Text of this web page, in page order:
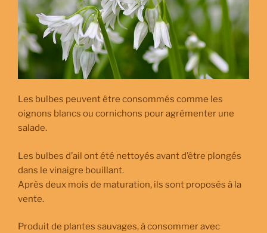
Les bulbes peuvent être consommés comme les
oignons blancs ou cornichons pour agrémenter une
salade.
Les bulbes d’ail ont été nettoyés avant d’être plongés
dans le vinaigre bouillant.
Après deux mois de maturation, ils sont proposés à la
vente.
Produit de plantes sauvages, à consommer avec